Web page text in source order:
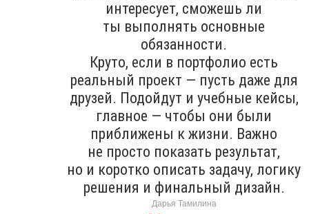
интересует, сможешь ли
ты выполнять основные
обязанности.
Круто, если в портфолио есть
реальный проект — пусть даже для
друзей. Подойдут и учебные кейсы,
главное — чтобы они были
приближены к жизни. Важно
не просто показать результат,
но и коротко описать задачу, логику
решения и финальный дизайн.
Дарья Тамилина